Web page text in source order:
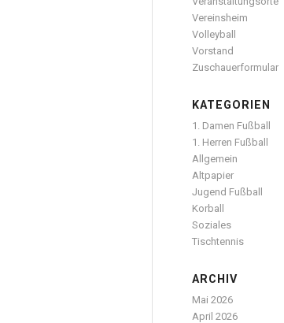
Vereinsheim
Volleyball
Vorstand
Zuschauerformular
KATEGORIEN
1. Damen Fußball
1. Herren Fußball
Allgemein
Altpapier
Jugend Fußball
Korball
Soziales
Tischtennis
ARCHIV
Mai 2026
April 2026